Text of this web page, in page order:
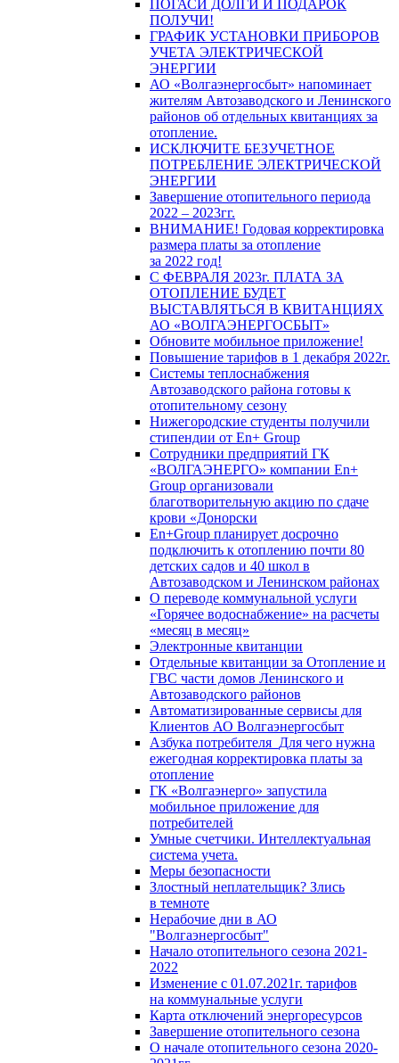
ПОГАСИ ДОЛГИ И ПОДАРОК
ПОЛУЧИ!
ГРАФИК УСТАНОВКИ ПРИБОРОВ
УЧЕТА ЭЛЕКТРИЧЕСКОЙ
ЭНЕРГИИ
АО «Волгаэнергосбыт» напоминает
жителям Автозаводского и Ленинского
районов об отдельных квитанциях за
отопление.
ИСКЛЮЧИТЕ БЕЗУЧЕТНОЕ
ПОТРЕБЛЕНИЕ ЭЛЕКТРИЧЕСКОЙ
ЭНЕРГИИ
Завершение отопительного периода
2022 – 2023гг.
ВНИМАНИЕ! Годовая корректировка
размера платы за отопление
за 2022 год!
С ФЕВРАЛЯ 2023г. ПЛАТА ЗА
ОТОПЛЕНИЕ БУДЕТ
ВЫСТАВЛЯТЬСЯ В КВИТАНЦИЯХ
АО «ВОЛГАЭНЕРГОСБЫТ»
Обновите мобильное приложение!
Повышение тарифов в 1 декабря 2022г.
Системы теплоснабжения
Автозаводского района готовы к
отопительному сезону
Нижегородские студенты получили
стипендии от En+ Group
Сотрудники предприятий ГК
«ВОЛГАЭНЕРГО» компании En+
Group организовали
благотворительную акцию по сдаче
крови «Донорски
En+Group планирует досрочно
подключить к отоплению почти 80
детских садов и 40 школ в
Автозаводском и Ленинском районах
О переводе коммунальной услуги
«Горячее водоснабжение» на расчеты
«месяц в месяц»
Электронные квитанции
Отдельные квитанции за Отопление и
ГВС части домов Ленинского и
Автозаводского районов
Автоматизированные сервисы для
Клиентов АО Волгаэнергосбыт
Азбука потребителя_Для чего нужна
ежегодная корректировка платы за
отопление
ГК «Волгаэнерго» запустила
мобильное приложение для
потребителей
Умные счетчики. Интеллектуальная
система учета.
Меры безопасности
Злостный неплательщик? Злись
в темноте
Нерабочие дни в АО
"Волгаэнергосбыт"
Начало отопительного сезона 2021-
2022
Изменение с 01.07.2021г. тарифов
на коммунальные услуги
Карта отключений энергоресурсов
Завершение отопительного сезона
О начале отопительного сезона 2020-